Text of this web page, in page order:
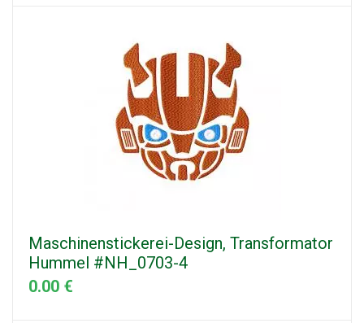
Maschinenstickerei-Design, Transformator
Hummel #NH_0703-4
0.00 €